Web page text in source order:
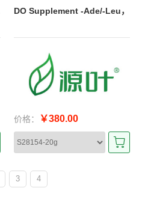
DO Supplement -Ade/-Leu，
价格： ￥380.00
3 4